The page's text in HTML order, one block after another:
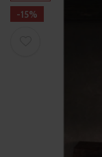
-15%